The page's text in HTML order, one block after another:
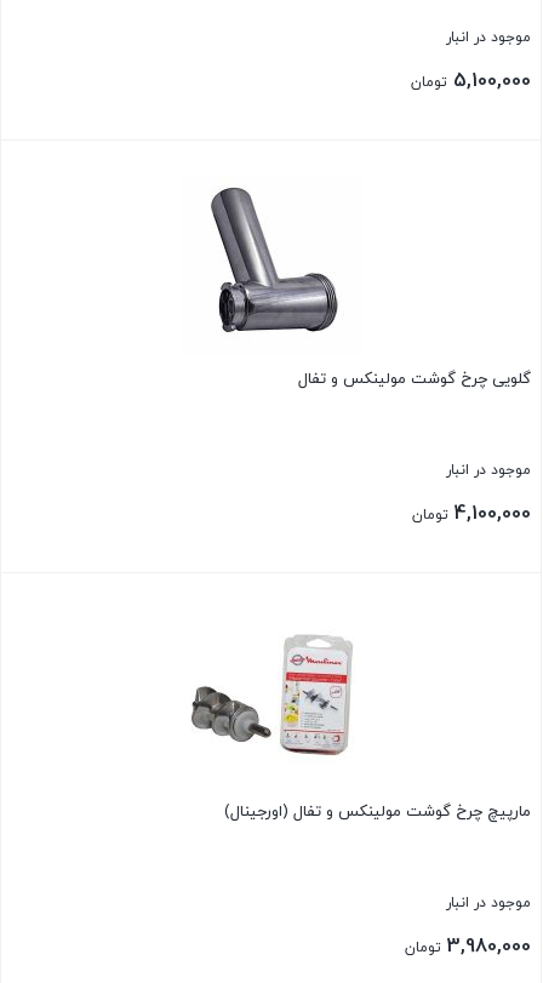
موجود در انبار
5,100,000 تومان
گلویی چرخ گوشت مولینکس و تفال
موجود در انبار
4,100,000 تومان
مارپیچ چرخ گوشت مولینکس و تفال (اورجینال)
موجود در انبار
3,980,000 تومان